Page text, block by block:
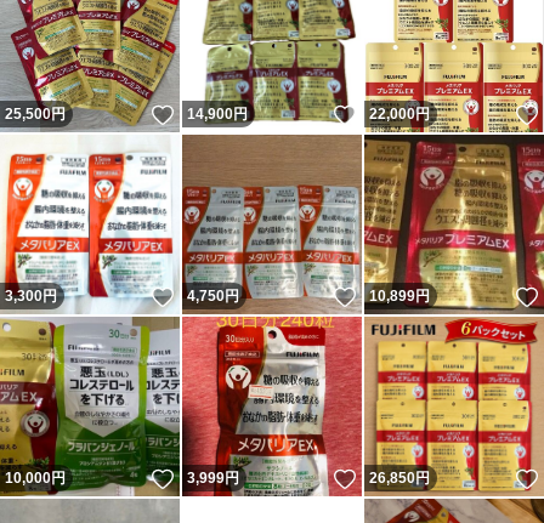
25,500円 いいね！
14,900円 いいね！
22,000円
3,300円 いいね！
4,750円 いいね！
10,899円
10,000円 いいね！
3,999円 いいね！
26,850円